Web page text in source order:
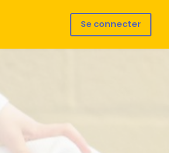
Se connecter